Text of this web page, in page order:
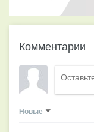
Комментарии
Новые